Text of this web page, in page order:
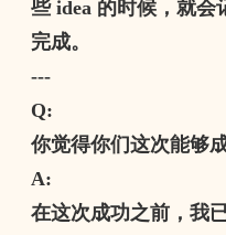
些idea 的时候，就会
完成。
---
Q:
你觉得你们这次能够
A:
在这次成功之前，我